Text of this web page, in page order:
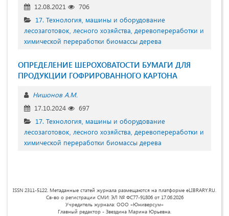
12.08.2021
706
17. Технология, машины и оборудование
лесозаготовок, лесного хозяйства, деревопереработки и
химической переработки биомассы дерева
ОПРЕДЕЛЕНИЕ ШЕРОХОВАТОСТИ БУМАГИ ДЛЯ
ПРОДУКЦИИ ГОФРИРОВАННОГО КАРТОНА
Нишонов А.М.
17.10.2024
697
17. Технология, машины и оборудование
лесозаготовок, лесного хозяйства, деревопереработки и
химической переработки биомассы дерева
ISSN 2311-5122. Метаданные статей журнала размещаются на платформе eLIBRARY.RU.
Св-во о регистрации СМИ: ЭЛ № ФС77-91806 от 17.06.2026
Учредитель журнала: ООО «Юниверсум»
Главный редактор - Звездина Марина Юрьевна.